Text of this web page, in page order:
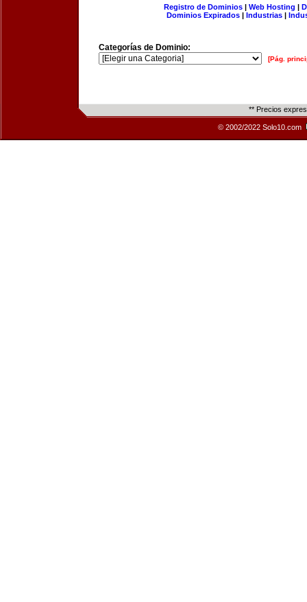
Registro de Dominios| Web Hosting |
Dominios Expirados | Industrias |
Categorías de Dominio:
[Pág.
** Precios
© 2002/2022 Solo10.com